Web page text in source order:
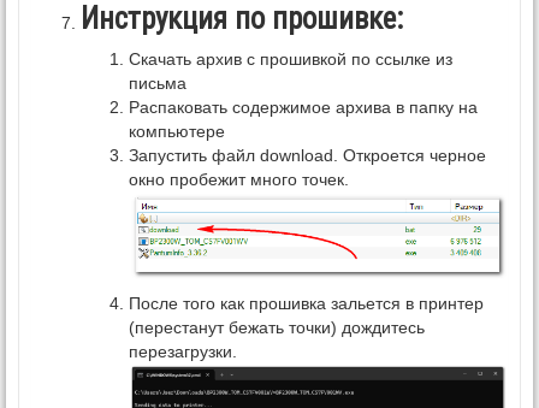
Инструкция по прошивке:
Скачать архив с прошивкой по ссылке из
письма
Распаковать содержимое архива в папку на
компьютере
Запустить файл download. Откроется черное
окно пробежит много точек.
После того как прошивка зальется в принтер
(перестанут бежать точки) дождитесь
перезагрузки.